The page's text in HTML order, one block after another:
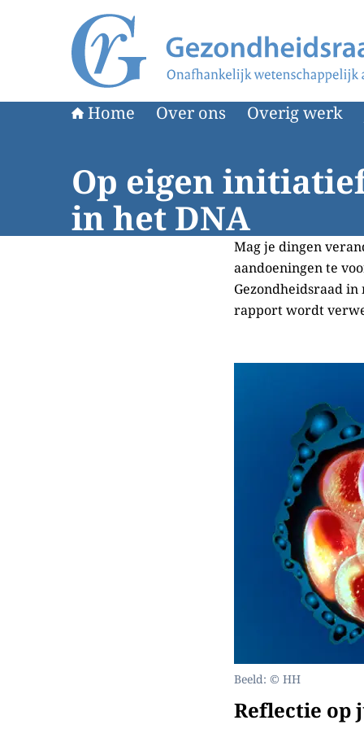
Naar de homepage van Gezondheidsraad
Home Over ons Overig werk
Op eigen
in het DNA
Mag je dingen
aandoeningen te
Gezondheidsraad
rapport wordt
Beeld: © HH
Reflectie op